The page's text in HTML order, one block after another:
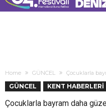
Home GÜNCEL Çocuklarla
GÜNCEL KENT HABERLERİ
Çocuklarla bayram daha